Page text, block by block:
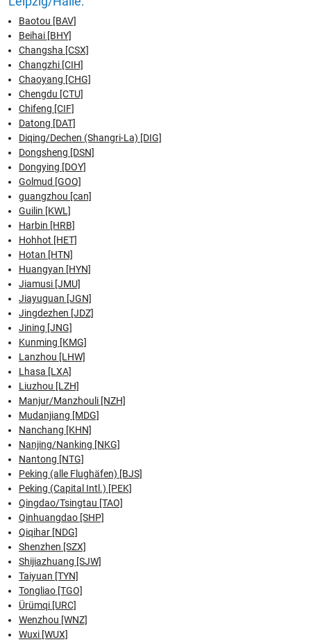
Baotou [BAV]
Beihai [BHY]
Changsha [CSX]
Changzhi [CIH]
Chaoyang [CHG]
Chengdu [CTU]
Chifeng [CIF]
Datong [DAT]
Diqing/Dechen (Shangri-La) [DIG]
Dongsheng [DSN]
Dongying [DOY]
Golmud [GOQ]
guangzhou [can]
Guilin [KWL]
Harbin [HRB]
Hohhot [HET]
Hotan [HTN]
Huangyan [HYN]
Jiamusi [JMU]
Jiayuguan [JGN]
Jingdezhen [JDZ]
Jining [JNG]
Kunming [KMG]
Lanzhou [LHW]
Lhasa [LXA]
Liuzhou [LZH]
Manjur/Manzhouli [NZH]
Mudanjiang [MDG]
Nanchang [KHN]
Nanjing/Nanking [NKG]
Nantong [NTG]
Peking (alle Flughäfen) [BJS]
Peking (Capital Intl.) [PEK]
Qingdao/Tsingtau [TAO]
Qinhuangdao [SHP]
Qiqihar [NDG]
Shenzhen [SZX]
Shijiazhuang [SJW]
Taiyuan [TYN]
Tongliao [TGO]
Ürümqi [URC]
Wenzhou [WNZ]
Wuxi [WUX]